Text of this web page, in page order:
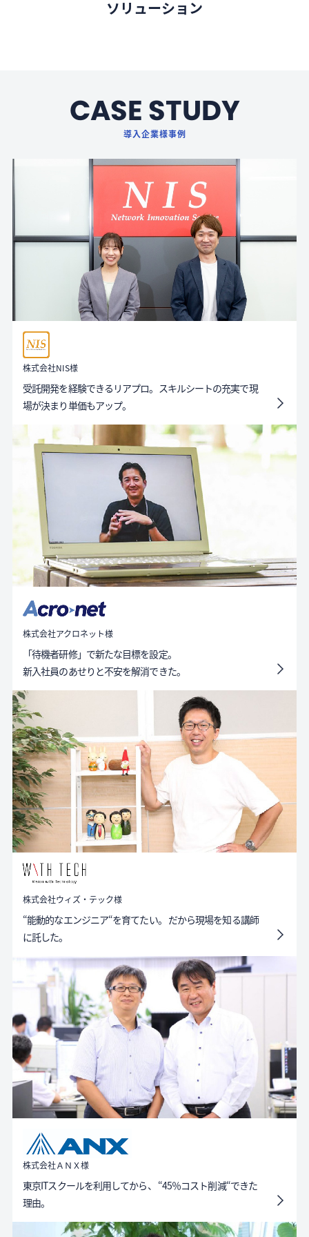
ソリューション
CASE STUDY
導入企業様事例
株式会社NIS様
受託開発を経験できるリアプロ。スキルシートの充実で現
場が決まり単価もアップ。
株式会社アクロネット様
「待機者研修」で新たな目標を設定。
新入社員のあせりと不安を解消できた。
株式会社ウィズ・テック様
“能動的なエンジニア“を育てたい。 だから現場を知る講師
に託した。
株式会社ＡＮＸ様
東京ITスクールを利用してから、 “45％コスト削減“できた
理由。